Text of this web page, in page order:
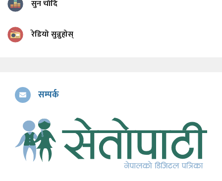
सुन चाँदि
रेडियो सुन्नुहोस्
सम्पर्क